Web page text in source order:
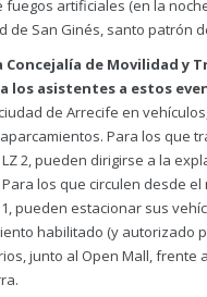
fuegos artificiales (en la
de San Ginés, santo patrón
Concejalía de Movilidad y
los asistentes a estos
de Arrecife en
Para los que
2, pueden dirigirse a la
los que circulen desde
pueden estacionar sus
habilitado (y autorizado
junto al Open Mall, frente